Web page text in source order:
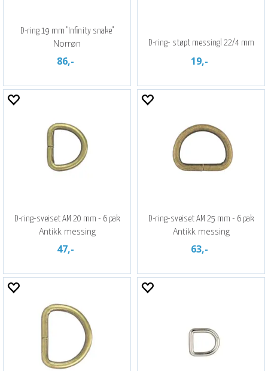
D-ring 19 mm "Infinity snake"
Norrøn
86,-
D-ring- støpt messingl 22/4 mm
19,-
D-ring-sveiset AM 20 mm - 6 pak
Antikk messing
47,-
D-ring-sveiset AM 25 mm - 6 pak
Antikk messing
63,-